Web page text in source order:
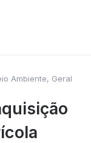
Ambiente, Geral